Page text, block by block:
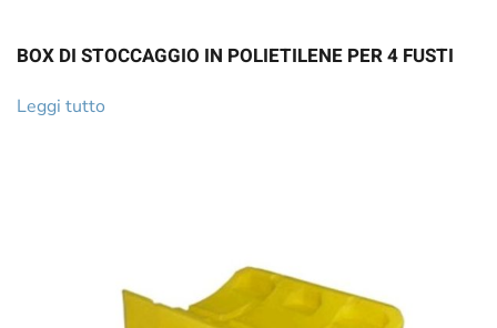
BOX DI STOCCAGGIO IN POLIETILENE PER 4 FUSTI
Leggi tutto